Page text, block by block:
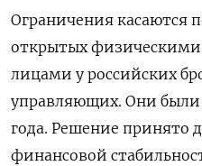
Ограничения касаются
открытых
лицами у российских
управляющих. Они были
года. Решение принято
финансовой